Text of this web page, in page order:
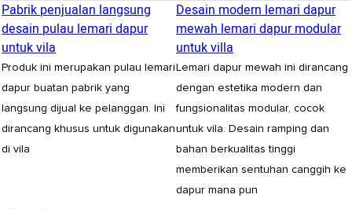
Pabrik penjualan langsung
desain pulau lemari dapur
untuk vila
Produk ini merupakan pulau lemari
dapur buatan pabrik yang
langsung dijual ke pelanggan. Ini
dirancang khusus untuk digunakan
di vila
Desain modern lemari dapur
mewah lemari dapur modular
untuk villa
Lemari dapur mewah ini dirancang
dengan estetika modern dan
fungsionalitas modular, cocok
untuk vila. Desain ramping dan
bahan berkualitas tinggi
memberikan sentuhan canggih ke
dapur mana pun